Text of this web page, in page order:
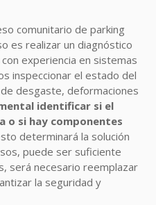
comunitario de parking
es realizar un diagnóstico
experiencia en sistemas
inspeccionar el estado del
desgaste, deformaciones
identificar si el
o si hay componentes
determinará la solución
puede ser suficiente
será necesario reemplazar
la seguridad y